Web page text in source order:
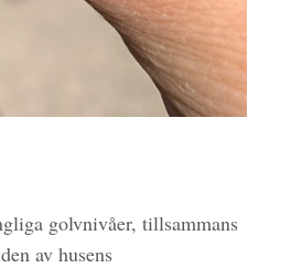
golvnivåer, tillsammans
av husens